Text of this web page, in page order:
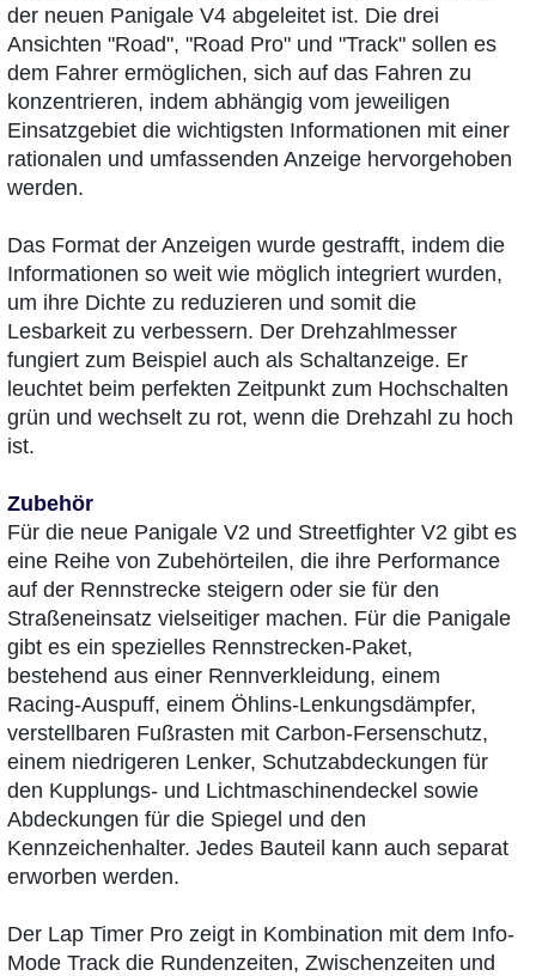
der neuen Panigale V4 abgeleitet ist. Die drei
Ansichten "Road", "Road Pro" und "Track" sollen es
dem Fahrer ermöglichen, sich auf das Fahren zu
konzentrieren, indem abhängig vom jeweiligen
Einsatzgebiet die wichtigsten Informationen mit einer
rationalen und umfassenden Anzeige hervorgehoben
werden.
Das Format der Anzeigen wurde gestrafft, indem die
Informationen so weit wie möglich integriert wurden,
um ihre Dichte zu reduzieren und somit die
Lesbarkeit zu verbessern. Der Drehzahlmesser
fungiert zum Beispiel auch als Schaltanzeige. Er
leuchtet beim perfekten Zeitpunkt zum Hochschalten
grün und wechselt zu rot, wenn die Drehzahl zu hoch
ist.
Zubehör
Für die neue Panigale V2 und Streetfighter V2 gibt es
eine Reihe von Zubehörteilen, die ihre Performance
auf der Rennstrecke steigern oder sie für den
Straßeneinsatz vielseitiger machen. Für die Panigale
gibt es ein spezielles Rennstrecken-Paket,
bestehend aus einer Rennverkleidung, einem
Racing-Auspuff, einem Öhlins-Lenkungsdämpfer,
verstellbaren Fußrasten mit Carbon-Fersenschutz,
einem niedrigeren Lenker, Schutzabdeckungen für
den Kupplungs- und Lichtmaschinendeckel sowie
Abdeckungen für die Spiegel und den
Kennzeichenhalter. Jedes Bauteil kann auch separat
erworben werden.
Der Lap Timer Pro zeigt in Kombination mit dem Info-
Mode Track die Rundenzeiten, Zwischenzeiten und